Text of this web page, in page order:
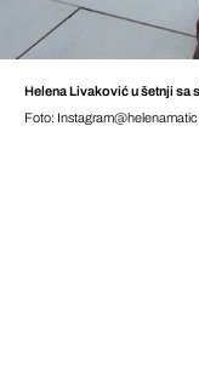
Helena Livaković u šetnji sa
Foto: Instagram@helenamatic